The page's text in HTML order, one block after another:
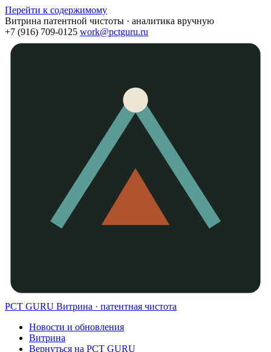
Перейти к содержимому
Витрина патентной чистоты · аналитика вручную
+7 (916) 709-0125 work@pctguru.ru
PCT GURU Витрина · патентная чистота
Новости и обновления
Витрина
Вернуться на PCT GURU